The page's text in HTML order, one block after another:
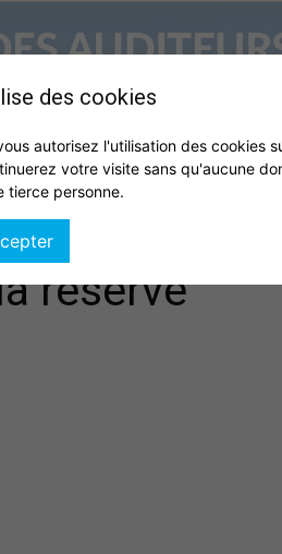
NOUS ?
réserve
des cookies
autorisez l'utilisation des cookies
votre visite sans qu'aucune
tierce personne.